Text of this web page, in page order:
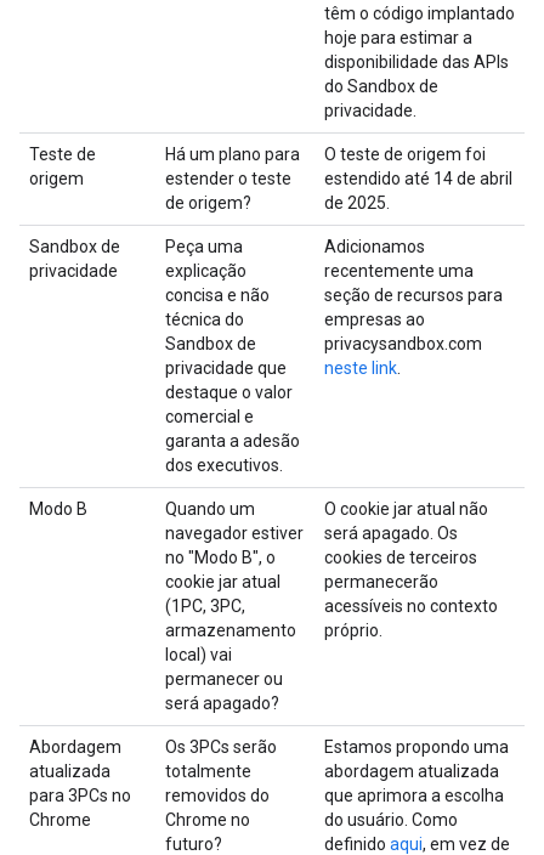
têm o código implantado
hoje para estimar a
disponibilidade das APIs
do Sandbox de
privacidade.
Teste de
origem
Há um plano para
estender o teste
de origem?
O teste de origem foi
estendido até 14 de abril
de 2025.
Sandbox de
privacidade
Peça uma
explicação
concisa e não
técnica do
Sandbox de
privacidade que
destaque o valor
comercial e
garanta a adesão
dos executivos.
Adicionamos
recentemente uma
seção de recursos para
empresas ao
privacysandbox.com
neste link
Modo B
Quando um
navegador estiver
no "Modo B", o
cookie jar atual
(1PC, 3PC,
armazenamento
local) vai
permanecer ou
será apagado?
O cookie jar atual não
será apagado. Os
cookies de terceiros
permanecerão
acessíveis no contexto
próprio.
Abordagem
atualizada
para 3PCs no
Chrome
Os 3PCs serão
totalmente
removidos do
Chrome no
futuro?
Estamos propondo uma
abordagem atualizada
que aprimora a escolha
do usuário. Como
definido aqui, em vez de